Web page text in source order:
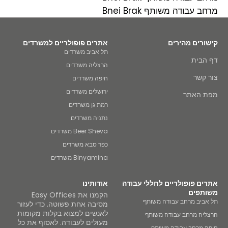
מרחב עבודה משותף Bnei Brak
קישורים מהירים
דף הבית
צור קשר
מפת האתר
אתרים פופולריים למשרדים
תל אביב משרדים
הרצליה משרדים
חיפה משרדים
ירושלים משרדים
רמת גן משרדים
נתניה משרדים
Beer Sheva משרדים
כפר סבא משרדים
Binyamina משרדים
אתרים פופולריים לחללי עבודה
משותפים
תל אביב מרחב עבודה משותף
הרצליה מרחב עבודה משותף
אודותינו
הקמנו את Easy Offices
מסיבה אחת פשוטה. כדי לעזור
לאנשים למצוא בקלות מקומות
מעולים לעבודה. לאסוף את כל